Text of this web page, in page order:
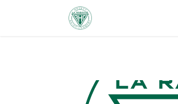
Se rendre au contenu